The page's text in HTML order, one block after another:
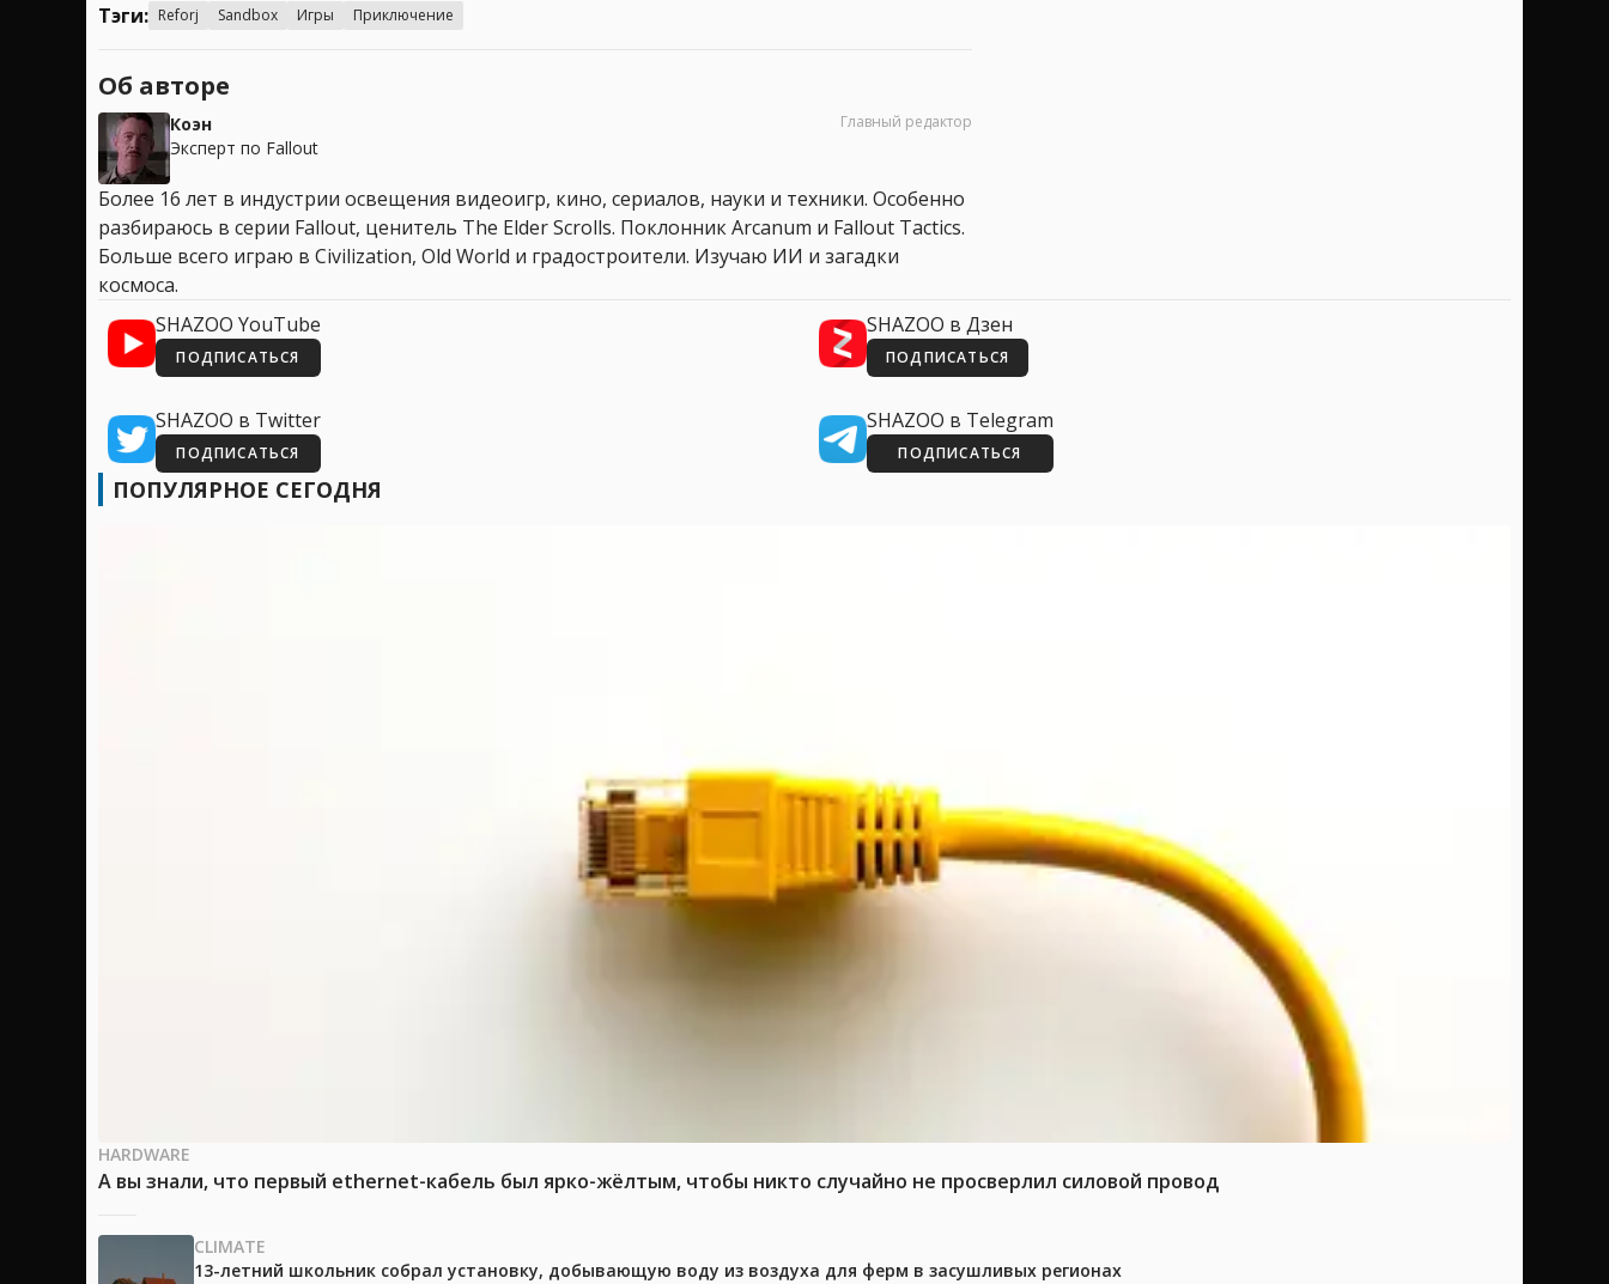
Тэги: Reforj Sandbox Игры Приключение
Об авторе
Коэн
Эксперт по Fallout
Главный редактор
Более 16 лет в индустрии освещения видеоигр, кино, сериалов, науки и техники. Особенно
разбираюсь в серии Fallout, ценитель The Elder Scrolls. Поклонник Arcanum и Fallout Tactics.
Больше всего играю в Civilization, Old World и градостроители. Изучаю ИИ и загадки
космоса.
SHAZOO YouTube
ПОДПИСАТЬСЯ
SHAZOO в Дзен
ПОДПИСАТЬСЯ
SHAZOO в Twitter
ПОДПИСАТЬСЯ
SHAZOO в Telegram
ПОДПИСАТЬСЯ
ПОПУЛЯРНОЕ СЕГОДНЯ
HARDWARE
А вы знали, что первый ethernet-кабель был ярко-жёлтым, чтобы никто случайно не просверлил силовой провод
CLIMATE
13-летний школьник собрал установку, добывающую воду из воздуха для ферм в засушливых регионах